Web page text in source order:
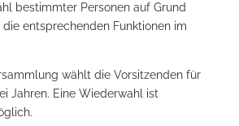
bestimmter Personen auf Grund
entsprechenden Funktionen im
wählt die Vorsitzenden für
Jahren. Eine Wiederwahl ist